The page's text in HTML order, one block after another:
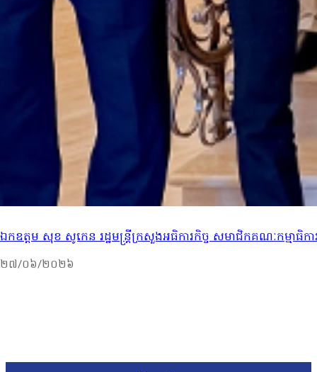
ឯកឧត្តម សុខ សូកេន រដ្ឋមន្រ្តីក្រសួងអធិការកិច្ច សមាជិកគណៈកម្មា
២៧/០៦/២០២៦